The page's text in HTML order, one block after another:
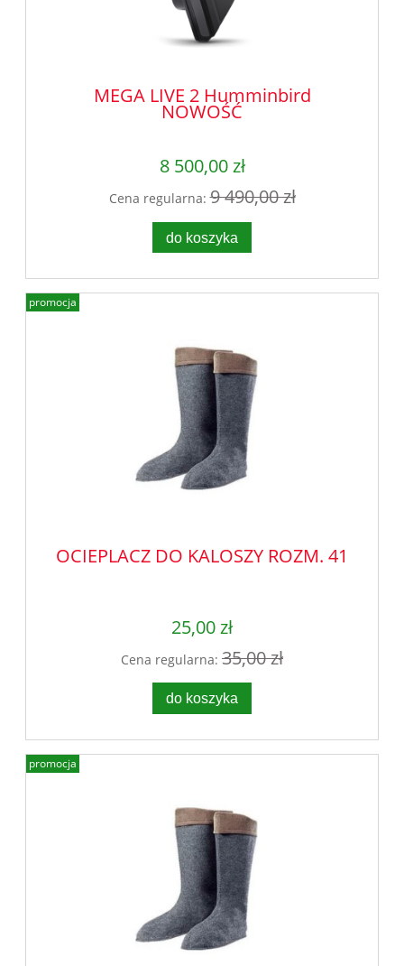
MEGA LIVE 2 Humminbird
NOWOŚĆ
8 500,00 zł
Cena regularna:9 490,00 zł
do koszyka
OCIEPLACZ DO KALOSZY ROZM. 41
25,00 zł
Cena regularna: 35,00 zł
do koszyka
promocja
promocja